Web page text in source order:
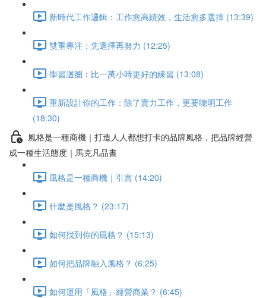
新時代工作邏輯：工作愈高績效，生活愈多選擇 (13:39)
雙重專注：先選擇再努力 (12:25)
學習迴圈：比一萬小時更好的練習 (13:08)
重新設計你的工作：除了賣力工作，更要聰明工作
(18:30)
風格是一種商機｜打造人人都想打卡的品牌風格，把品牌經營
成一種生活態度｜馬克凡品書
風格是一種商機｜引言 (14:20)
什麼是風格？ (23:17)
如何找到你的風格？ (15:13)
如何把品牌融入風格？ (6:25)
如何運用「風格」經營商業？ (6:45)